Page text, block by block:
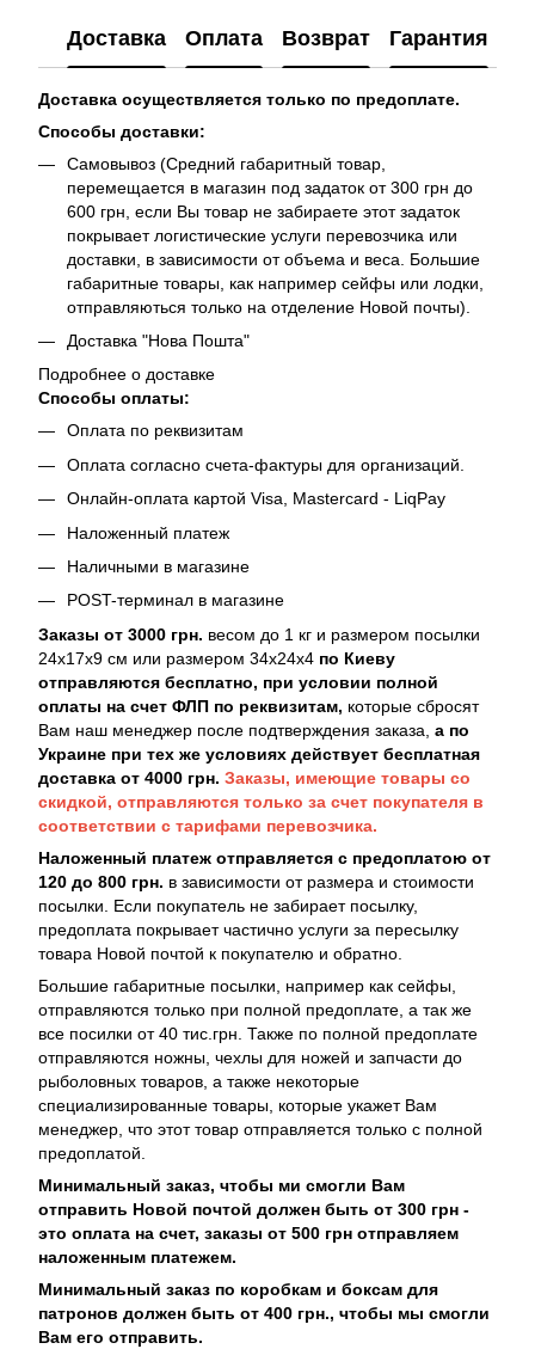
Доставка Оплата Возврат Гарантия
Доставка осуществляется только по предоплате.
Способы доставки:
Самовывоз (Средний габаритный товар,
перемещается в магазин под задаток от 300 грн до
600 грн, если Вы товар не забираете этот задаток
покрывает логистические услуги перевозчика или
доставки, в зависимости от объема и веса. Большие
габаритные товары, как например сейфы или лодки,
отправляються только на отделение Новой почты).
Доставка "Нова Пошта"
Подробнее о доставке
Способы оплаты:
Оплата по реквизитам
Оплата согласно счета-фактуры для организаций.
Онлайн-оплата картой Visa, Mastercard - LiqPay
Наложенный платеж
Наличными в магазине
POST-терминал в магазине
Заказы от 3000 грн. весом до 1 кг и размером посылки
24х17х9 см или размером 34х24х4 по Киеву
отправляются бесплатно, при условии полной
оплаты на счет ФЛП по реквизитам, которые сбросят
Вам наш менеджер после подтверждения заказа, а по
Украине при тех же условиях действует бесплатная
доставка от 4000 грн. Заказы, имеющие товары со
скидкой, отправляются только за счет покупателя в
соответствии с тарифами перевозчика.
Наложенный платеж отправляется с предоплатою от
120 до 800 грн. в зависимости от размера и стоимости
посылки. Если покупатель не забирает посылку,
предоплата покрывает частично услуги за пересылку
товара Новой почтой к покупателю и обратно.
Большие габаритные посылки, например как сейфы,
отправляются только при полной предоплате, а так же
все посилки от 40 тис.грн. Также по полной предоплате
отправляются ножны, чехлы для ножей и запчасти до
рыболовных товаров, а также некоторые
специализированные товары, которые укажет Вам
менеджер, что этот товар отправляется только с полной
предоплатой.
Минимальный заказ, чтобы ми смогли Вам
отправить Новой почтой должен быть от 300 грн -
это оплата на счет, заказы от 500 грн отправляем
наложенным платежем.
Минимальный заказ по коробкам и боксам для
патронов должен быть от 400 грн., чтобы мы смогли
Вам его отправить.